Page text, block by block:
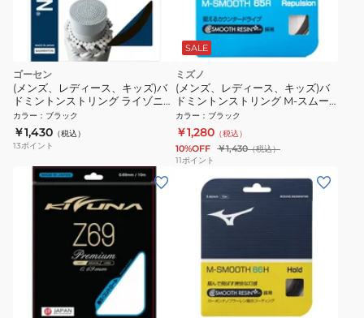
ゴーセン
(メンズ、レディース、キッズ)バ
ドミントンストリング ライゾニッ
ク69 ブラック BSRY69BK
カラー ： ブラック
￥1,430 （税込）
13ポイント
SALE
ミズノ
(メンズ、レディース、キッズ)バ
ドミントンストリング M-スムー
ス 65R 73JGA24009
カラー ： ブラック
￥1,280 （税込）
10%OFF ￥1,430（税込）
11ポイント